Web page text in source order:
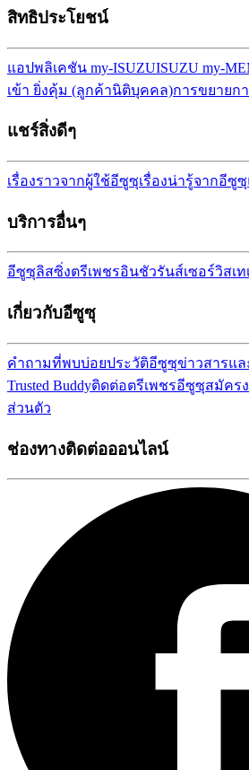
สิทธิประโยชน์
แอปพลิเคชัน my-ISUZUISUZU my-
เข้า ยิ่งคุ้ม (ลูกค้านิติบุคคล)การขยายก
แชร์สิ่งดีๆ
เรื่องราวจากผู้ใช้อีซูซุเรื่องน่ารู้จากอีซูซุ
บริการอื่นๆ
อีซูซุลิสซิ่งตรีเพชรอินชัวรันส์เซอร์วิสเ
เกี่ยวกับอีซูซุ
คำถามที่พบบ่อยประวัติอีซูซุข่าวสารแล
Trusted Buddyติดต่อตรีเพชรอีซูซุสมัคร
ส่วนตัว
ช่องทางติดต่อออนไลน์